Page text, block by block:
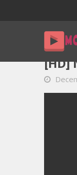
Home
[HD]